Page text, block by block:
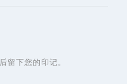
后留下您的印记。